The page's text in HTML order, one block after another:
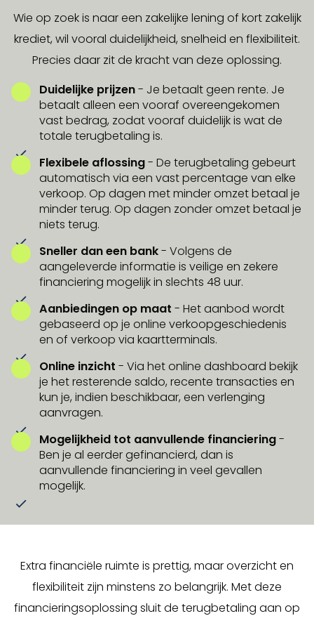
Wie op zoek is naar een zakelijke lening of kort zakelijk
krediet, wil vooral duidelijkheid, snelheid en flexibiliteit.
Precies daar zit de kracht van deze oplossing.
Duidelijke prijzen- Je betaalt geen rente. Je
betaalt alleen een vooraf overeengekomen
vast bedrag, zodat vooraf duidelijk is wat de
totale terugbetaling is.
Flexibele aflossing- De terugbetaling gebeurt
automatisch via een vast percentage van elke
verkoop. Op dagen met minder omzet betaal je
minder terug. Op dagen zonder omzet betaal je
niets terug.
Sneller dan een bank- Volgens de
aangeleverde informatie is veilige en zekere
financiering mogelijk in slechts 48 uur.
Aanbiedingen op maat - Het aanbod wordt
gebaseerd op je online verkoopgeschiedenis
en of verkoop via kaartterminals.
Online inzicht - Via het online dashboard bekijk
je het resterende saldo, recente transacties en
kun je, indien beschikbaar, een verlenging
aanvragen.
Mogelijkheid tot aanvullende financiering-
Ben je al eerder gefinancierd, dan is
aanvullende financiering in veel gevallen
mogelijk.
Extra financiële ruimte is prettig, maar overzicht en
flexibiliteit zijn minstens zo belangrijk. Met deze
financieringsoplossing sluit de terugbetaling aan op